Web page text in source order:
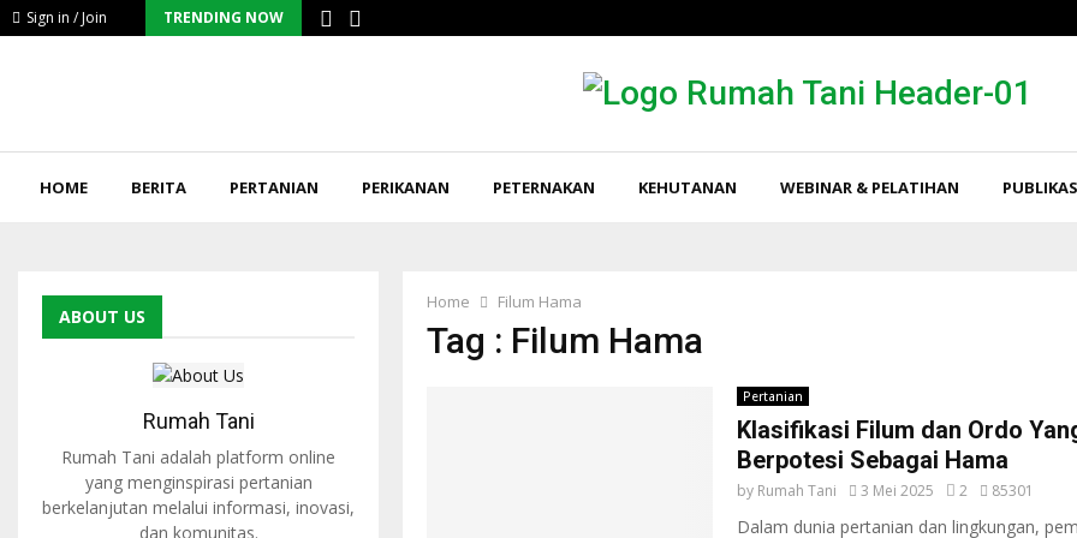
Sign in / Join TRENDING NOW
HOME BERITA PERTANIAN PERIKANAN PETERNAKAN KEHUTANAN WEBINAR & PELATIHAN
Home Filum Hama
Tag : Filum Hama
Pertanian
Klasifikasi Filum dan Ordo
Berpotesi Sebagai Hama
by Rumah Tani 3 Mei 2025 2 85301
Dalam dunia pertanian dan lingkungan,
ABOUT US
Rumah Tani
Rumah Tani adalah platform online
yang menginspirasi pertanian
berkelanjutan melalui informasi, inovasi,
dan komunitas.